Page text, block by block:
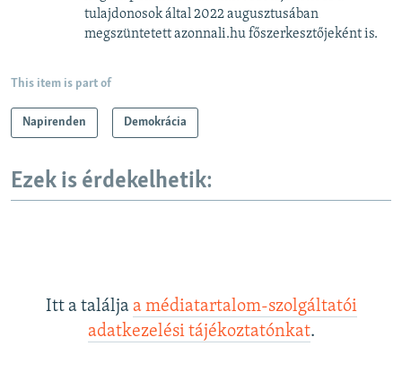
tulajdonosok által 2022 augusztusában
megszüntetett azonnali.hu főszerkesztőjeként is.
This item is part of
Napirenden Demokrácia
Ezek is érdekelhetik:
Itt a találja a médiatartalom-szolgáltatói
adatkezelési tájékoztatónkat.